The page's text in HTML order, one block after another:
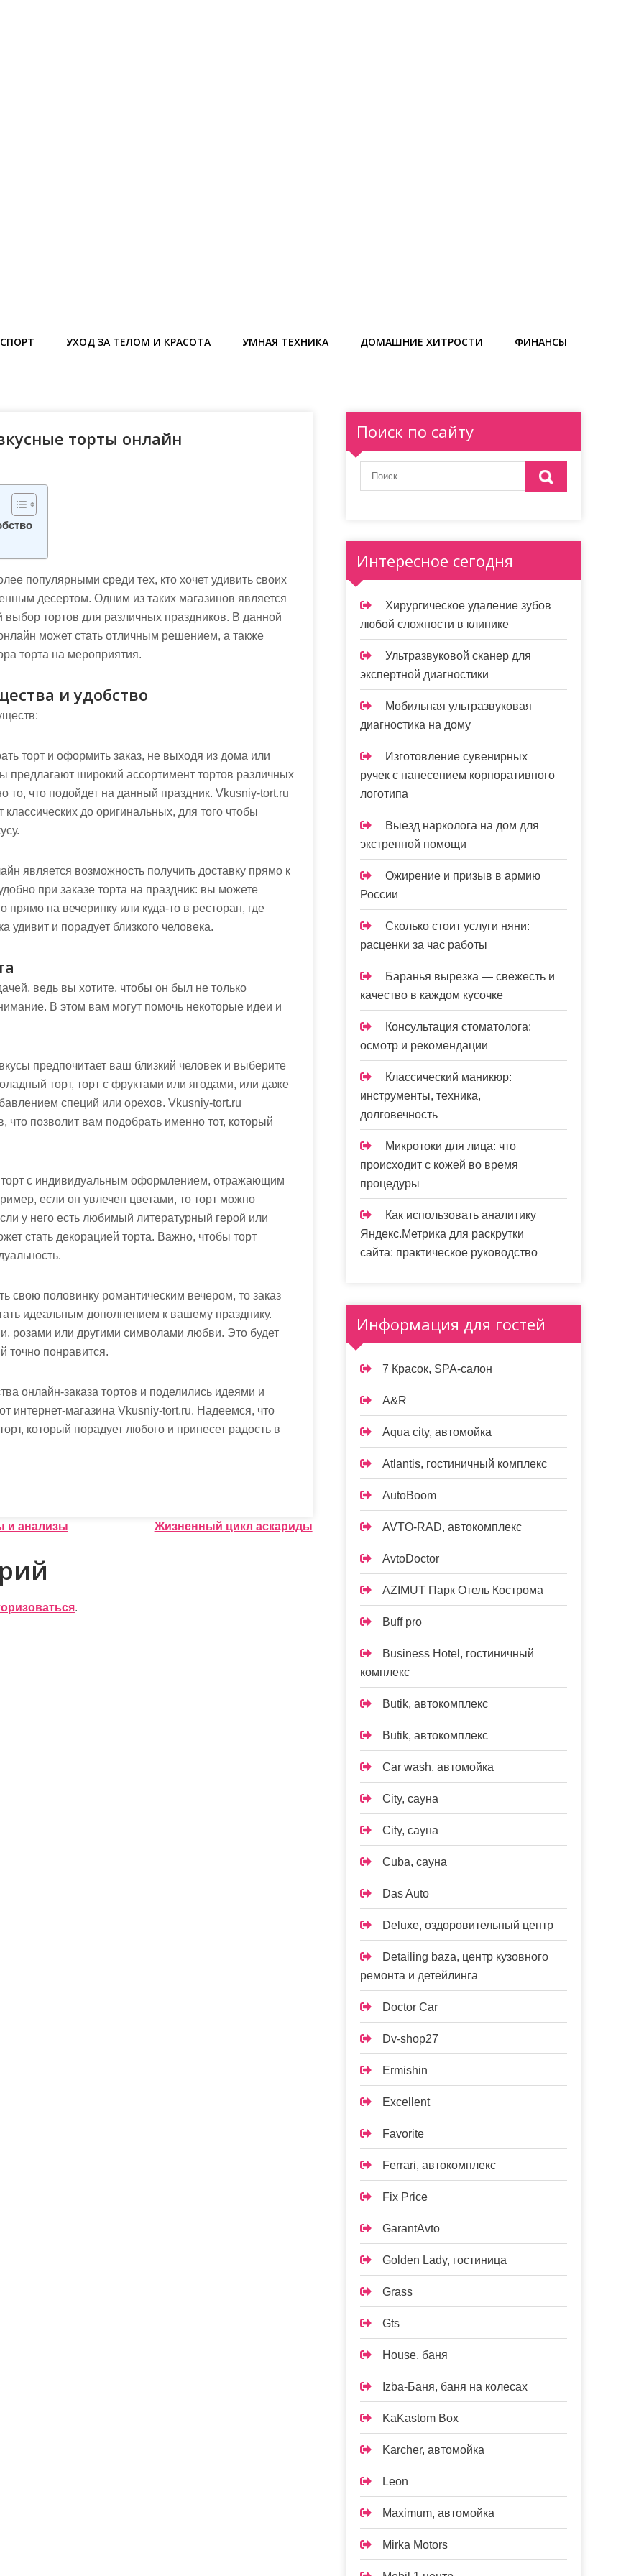
СПОРТ УХОД ЗА ТЕЛОМ И КРАСОТА УМНАЯ ТЕХНИКА ДОМАШНИЕ ХИТРОСТИ ФИНАНСЫ
торты онлайн
популярными среди тех, кто хочет удивить своих
десертом. Одним из таких магазинов является
выбор тортов для различных праздников. В данной
может стать отличным решением, а также
торта на мероприятия.
и удобство
торт и оформить заказ, не выходя из дома или
предлагают широкий ассортимент тортов различных
то, что подойдет на данный праздник. Vkusniy-tort.ru
до оригинальных, для того чтобы
является возможность получить доставку прямо к
при заказе торта на праздник: вы можете
прямо на вечеринку или куда-то в ресторан, где
удивит и порадует близкого человека.
ведь вы хотите, чтобы он был не только
В этом вам могут помочь некоторые идеи и
предпочитает ваш близкий человек и выберите
торт, торт с фруктами или ягодами, или даже
специй или орехов. Vkusniy-tort.ru
что позволит вам подобрать именно тот, который
с индивидуальным оформлением, отражающим
если он увлечен цветами, то торт можно
у него есть любимый литературный герой или
стать декорацией торта. Важно, чтобы торт
свою половинку романтическим вечером, то заказ
идеальным дополнением к вашему празднику.
розами или другими символами любви. Это будет
точно понравится.
онлайн-заказа тортов и поделились идеями и
интернет-магазина Vkusniy-tort.ru. Надеемся, что
который порадует любого и принесет радость в
и анализы Жизненный цикл аскариды
.
Поиск по сайту
Интересное сегодня
Хирургическое удаление зубов
любой сложности в клинике
Ультразвуковой сканер для
экспертной диагностики
Мобильная ультразвуковая
диагностика на дому
Изготовление сувенирных
ручек с нанесением корпоративного
логотипа
Выезд нарколога на дом для
экстренной помощи
Ожирение и призыв в армию
России
Сколько стоит услуги няни:
расценки за час работы
Баранья вырезка — свежесть и
качество в каждом кусочке
Консультация стоматолога:
осмотр и рекомендации
Классический маникюр:
инструменты, техника,
долговечность
Микротоки для лица: что
происходит с кожей во время
процедуры
Как использовать аналитику
Яндекс.Метрика для раскрутки
сайта: практическое руководство
Информация для гостей
7 Красок, SPA-салон
A&R
Aqua city, автомойка
Atlantis, гостиничный комплекс
AutoBoom
AVTO-RAD, автокомплекс
AvtoDoctor
AZIMUT Парк Отель Кострома
Buff pro
Business Hotel, гостиничный
комплекс
Butik, автокомплекс
Butik, автокомплекс
Car wash, автомойка
City, сауна
City, сауна
Cuba, сауна
Das Auto
Deluxe, оздоровительный центр
Detailing baza, центр кузовного
ремонта и детейлинга
Doctor Car
Dv-shop27
Ermishin
Excellent
Favorite
Ferrari, автокомплекс
Fix Price
GarantAvto
Golden Lady, гостиница
Grass
Gts
House, баня
Izba-Баня, баня на колесах
KaKastom Box
Karcher, автомойка
Leon
Maximum, автомойка
Mirka Motors